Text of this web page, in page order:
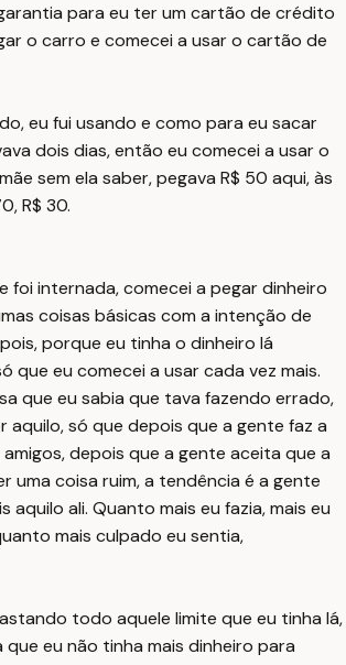
para eu ter um cartão de crédito
o carro e comecei a usar o cartão de
eu fui usando e como para eu sacar
dois dias, então eu comecei a usar o
sem ela saber, pegava R$ 50 aqui, às
R$ 30.
foi internada, comecei a pegar dinheiro
coisas básicas com a intenção de
porque eu tinha o dinheiro lá
que eu comecei a usar cada vez mais.
que eu sabia que tava fazendo errado,
aquilo, só que depois que a gente faz a
amigos, depois que a gente aceita que a
uma coisa ruim, a tendência é a gente
aquilo ali. Quanto mais eu fazia, mais eu
mais culpado eu sentia,
todo aquele limite que eu tinha lá,
eu não tinha mais dinheiro para